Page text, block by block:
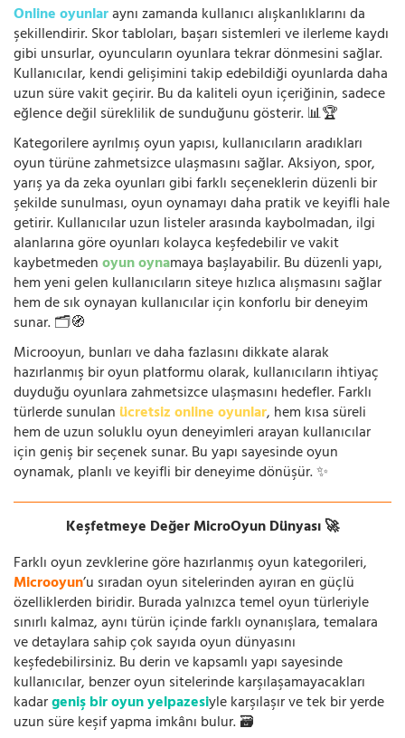
Online oyunlaraynı zamanda kullanıcı alışkanlıklarını da
şekillendirir. Skor tabloları, başarı sistemleri ve ilerleme kaydı
gibi unsurlar, oyuncuların oyunlara tekrar dönmesini sağlar.
Kullanıcılar, kendi gelişimini takip edebildiği oyunlarda daha
uzun süre vakit geçirir. Bu da kaliteli oyun içeriğinin, sadece
eğlence değil süreklilik de sunduğunu gösterir. 📊🏆
Kategorilere ayrılmış oyun yapısı, kullanıcıların aradıkları
oyun türüne zahmetsizce ulaşmasını sağlar. Aksiyon, spor,
yarış ya da zeka oyunları gibi farklı seçeneklerin düzenli bir
şekilde sunulması, oyun oynamayı daha pratik ve keyifli hale
getirir. Kullanıcılar uzun listeler arasında kaybolmadan, ilgi
alanlarına göre oyunları kolayca keşfedebilir ve vakit
kaybetmedenoyun oynamaya başlayabilir. Bu düzenli yapı,
hem yeni gelen kullanıcıların siteye hızlıca alışmasını sağlar
hem de sık oynayan kullanıcılar için konforlu bir deneyim
sunar. 🗂️🧭
Microoyun, bunları ve daha fazlasını dikkate alarak
hazırlanmış bir oyun platformu olarak, kullanıcıların ihtiyaç
duyduğu oyunlara zahmetsizce ulaşmasını hedefler. Farklı
türlerde sunulan ücretsiz online oyunlar, hem kısa süreli
hem de uzun soluklu oyun deneyimleri arayan kullanıcılar
için geniş bir seçenek sunar. Bu yapı sayesinde oyun
oynamak, planlı ve keyifli bir deneyime dönüşür. ✨
Keşfetmeye Değer MicroOyun Dünyası 🚀
Farklı oyun zevklerine göre hazırlanmış oyun kategorileri,
Microoyun’u sıradan oyun sitelerinden ayıran en güçlü
özelliklerden biridir. Burada yalnızca temel oyun türleriyle
sınırlı kalmaz, aynı türün içinde farklı oynanışlara, temalara
ve detaylara sahip çok sayıda oyun dünyasını
keşfedebilirsiniz. Bu derin ve kapsamlı yapı sayesinde
kullanıcılar, benzer oyun sitelerinde karşılaşamayacakları
kadargeniş bir oyun yelpazesiyle karşılaşır ve tek bir yerde
uzun süre keşif yapma imkânı bulur. 🗃️